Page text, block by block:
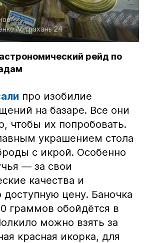
Астрахань 24
рейд по
про изобилие
на базаре. Все они
чтобы их попробовать.
украшением стола
с икрой. Особенно
— за свои
качества и
доступную цену. Баночка
граммов обойдётся в
можно взять за
красная икорка, для